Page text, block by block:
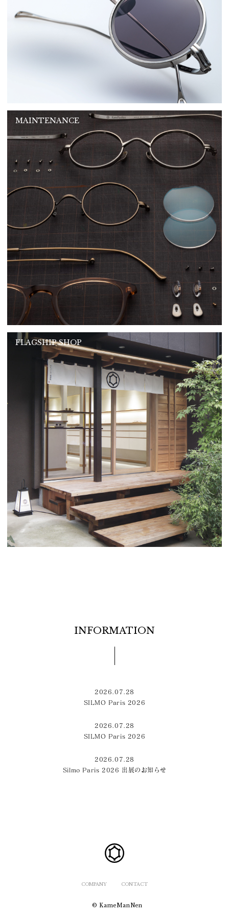
MAINTENANCE
FLAGSHIP SHOP
INFORMATION
2026.07.28
SILMO Paris 2026
2026.07.28
SILMO Paris 2026
2026.07.28
Silmo Paris 2026 出展のお知らせ
COMPANY CONTACT
© KameManNen